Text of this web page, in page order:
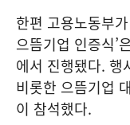
한편 고용노동부
으뜸기업 인증식’
에서 진행됐다. 행
비롯한 으뜸기업
이 참석했다.